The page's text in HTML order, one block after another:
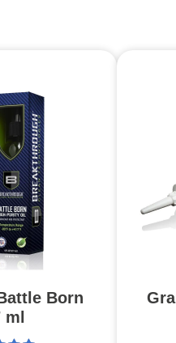
Born
ml